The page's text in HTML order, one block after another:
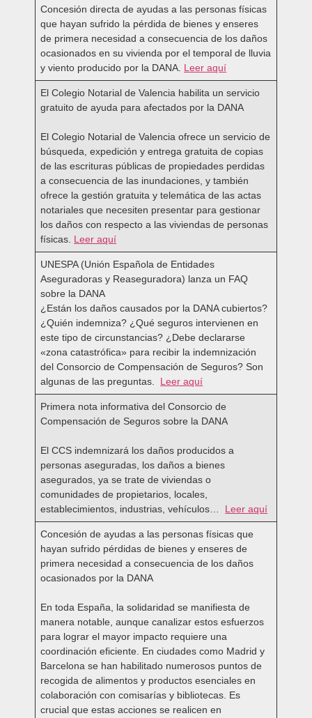
Concesión directa de ayudas a las personas físicas
que hayan sufrido la pérdida de bienes y enseres
de primera necesidad a consecuencia de los daños
ocasionados en su vivienda por el temporal de lluvia
y viento producido por la DANA. Leer aquí
El Colegio Notarial de Valencia habilita un servicio
gratuito de ayuda para afectados por la DANA ­
El Colegio Notarial de Valencia ofrece un servicio de
búsqueda, expedición y entrega gratuita de copias
de las escrituras públicas de propiedades perdidas
a consecuencia de las inundaciones, y también
ofrece la gestión gratuita y telemática de las actas
notariales que necesiten presentar para gestionar
los daños con respecto a las viviendas de personas
físicas. Leer aquí
UNESPA (Unión Española de Entidades
Aseguradoras y Reaseguradora) lanza un FAQ
sobre la DANA ­
¿Están los daños causados por la DANA cubiertos?
¿Quién indemniza? ¿Qué seguros intervienen en
este tipo de circunstancias? ¿Debe declararse
«zona catastrófica» para recibir la indemnización
del Consorcio de Compensación de Seguros? Son
algunas de las preguntas. Leer aquí
Primera nota informativa del Consorcio de
Compensación de Seguros sobre la DANA ­
El CCS indemnizará los daños producidos a
personas aseguradas, los daños a bienes
asegurados, ya se trate de viviendas o
comunidades de propietarios, locales,
establecimientos, industrias, vehículos… Leer aquí
Concesión de ayudas a las personas físicas que
hayan sufrido pérdidas de bienes y enseres de
primera necesidad a consecuencia de los daños
ocasionados por la DANA
En toda España, la solidaridad se manifiesta de
manera notable, aunque canalizar estos esfuerzos
para lograr el mayor impacto requiere una
coordinación eficiente. En ciudades como Madrid y
Barcelona se han habilitado numerosos puntos de
recogida de alimentos y productos esenciales en
colaboración con comisarías y bibliotecas. Es
crucial que estas acciones se realicen en